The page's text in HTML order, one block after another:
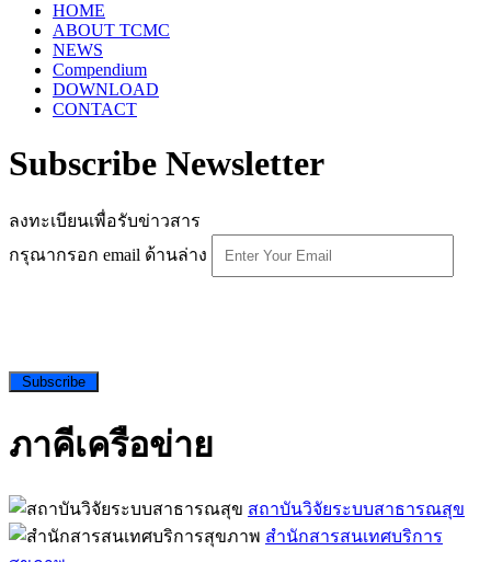
HOME
ABOUT TCMC
NEWS
Compendium
DOWNLOAD
CONTACT
Subscribe Newsletter
ลงทะเบียนเพื่อรับข่าวสาร
กรุณากรอก email ด้านล่าง
Subscribe
ภาคีเครือข่าย
สถาบันวิจัยระบบสาธารณสุข
สำนักสารสนเทศบริการ